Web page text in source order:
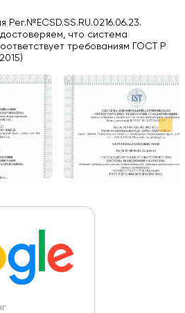
Всем рекомендую
Maps
что система
требованиям ГОСТ Р